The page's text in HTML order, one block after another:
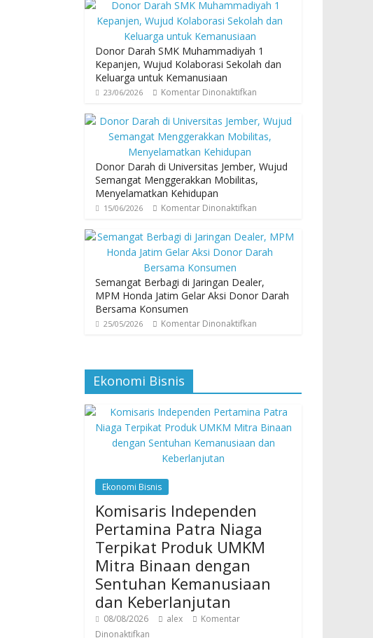
Donor Darah SMK Muhammadiyah 1
Kepanjen, Wujud Kolaborasi Sekolah dan
Keluarga untuk Kemanusiaan
23/06/2026 Komentar Dinonaktifkan
Donor Darah di Universitas Jember, Wujud
Semangat Menggerakkan Mobilitas,
Menyelamatkan Kehidupan
15/06/2026 Komentar Dinonaktifkan
Semangat Berbagi di Jaringan Dealer,
MPM Honda Jatim Gelar Aksi Donor Darah
Bersama Konsumen
25/05/2026 Komentar Dinonaktifkan
Ekonomi Bisnis
Ekonomi Bisnis
Komisaris Independen
Pertamina Patra Niaga
Terpikat Produk UMKM
Mitra Binaan dengan
Sentuhan Kemanusiaan
dan Keberlanjutan
08/08/2026 alex
Komentar
Dinonaktifkan